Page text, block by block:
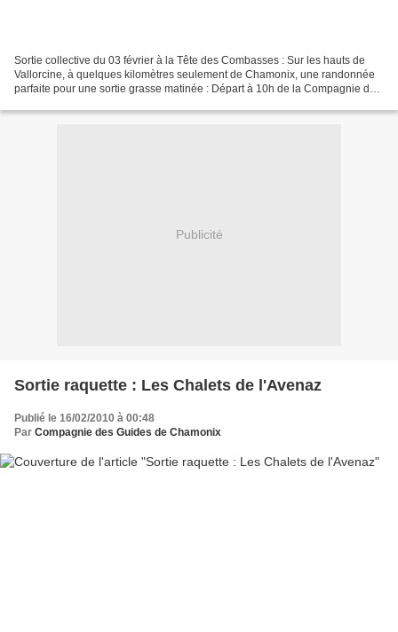
Sortie collective du 03 février à la Tête des Combasses : Sur les hauts de
Vallorcine, à quelques kilomètres seulement de Chamonix, une randonnée
parfaite pour une sortie grasse matinée : Départ à 10h de la Compagnie des
Publicité
Sortie raquette : Les Chalets de l'Avenaz
Publié le 16/02/2010 à 00:48
Par Compagnie des Guides de Chamonix